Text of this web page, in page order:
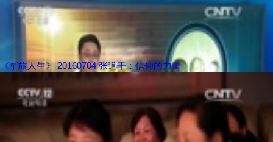
《军旅人生》 20160704 张道干：信仰的力量